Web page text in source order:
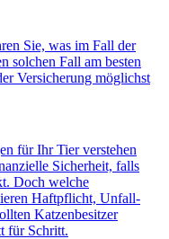
Sie, was im Fall der
solchen Fall am besten
Versicherung möglichst
für Ihr Tier verstehen
Sicherheit, falls
Doch welche
Haftpflicht, Unfall-
Katzenbesitzer
für Schritt.